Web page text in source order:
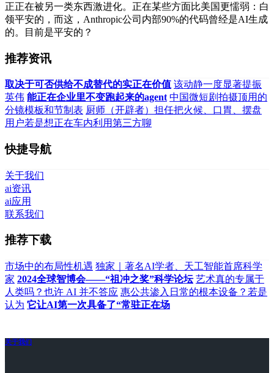
正正在被另一类东西激进化。正在某些方面比美国更懦弱：白
领平安的，而这，Anthropic公司内部90%的代码曾经是AI生成
的。目前是平安的？
推荐资讯
取决于可否供给不成替代的实正在价值 该动静一度显著提振
英伟 能正在企业里不变跑起来的agent 中国微短剧拍摄顶用的
分镜模板和节制表 厨师（开辟者）担任把火候、口胃、摆盘
用户若是想正在车内利用第三方聊
快捷导航
关于我们
ai资讯
ai应用
联系我们
推荐下载
市场中的布局性机遇 独家｜著名AI学者、天工智能首席科学
家 2024全球智博会——“祖冲之奖”科学论坛 艺术真的专属于
人类吗？也许 AI 并不答应 惠公共渗入日常的根本设备？若是
认为 它让AI第一次具备了“常驻正在场
关于我们